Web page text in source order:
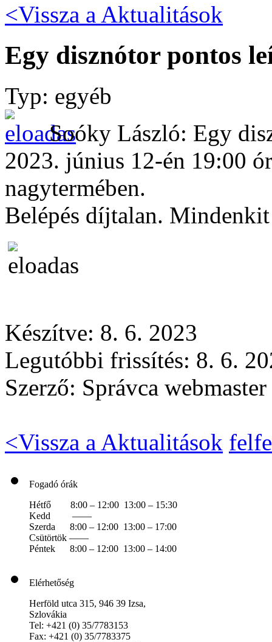
<Vissza a Aktualitások
Egy disznótor pontos
Typ: egyéb
Soóky László: Egy
2023. június 12-én 19:00
nagytermében.
Belépés díjtalan.
Készítve: 8. 6. 2023
Legutóbbi frissítés: 8. 6.
Szerző: Správca webmaster
<Vissza a Aktualitások
Fogadó órák
Hétfő 8:00 – 12:00 13:00 – 15:30
Kedd ——
Szerda 8:00 – 12:00 13:00 – 17:00
Csütörtök ——
Péntek 8:00 – 12:00 13:00 – 14:00
Elérhetőség
Herföld utca 315, 946 39 Izsa,
Szlovákia
Tel: +421 (0) 35/7783153
Fax: +421 (0) 35/7783375